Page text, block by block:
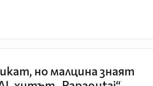
но малцина знаят